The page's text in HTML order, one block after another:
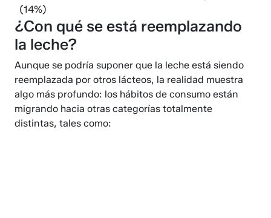
(14%)
¿Con qué se está reemplazando
la leche?
Aunque se podría suponer que la leche está siendo
reemplazada por otros lácteos, la realidad muestra
algo más profundo: los hábitos de consumo están
migrando hacia otras categorías totalmente
distintas, tales como: